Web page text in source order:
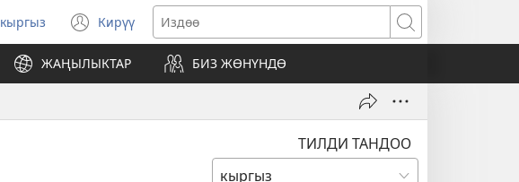
Тилди
тандаңыз
кыргыз Кирүү
(жаңы
терезе
ачат)
Издөө
ЖАҢЫЛЫКТАР БИЗ ЖӨНҮНДӨ
ТИЛДИ ТАНДОО